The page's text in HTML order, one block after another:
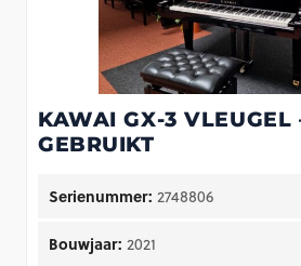
KAWAI GX-3 VLEUGEL
GEBRUIKT
Serienummer: 2748806
Bouwjaar: 2021